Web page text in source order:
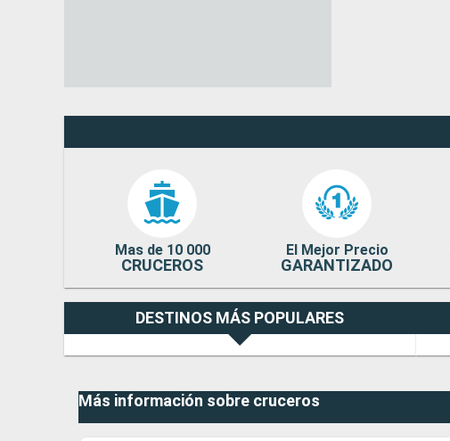
Mas de 10 000
CRUCEROS
El Mejor Precio
GARANTIZADO
DESTINOS MÁS POPULARES
Más información sobre cruceros